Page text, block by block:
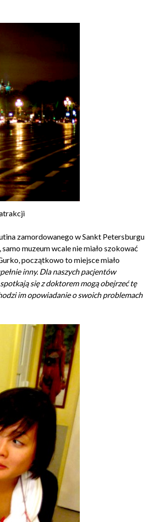
zamordowanego w Sankt Petersburgu
muzeum wcale nie miało szokować
początkowo to miejsce miało
inny. Dla naszych pacjentów
się z doktorem mogą obejrzeć tę
im opowiadanie o swoich problemach